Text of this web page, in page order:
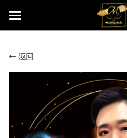
首頁
關於我們
創辦人的話
ABOUTMAGIC團隊
聯絡我們
線上魔術店
James Ng Master Courses
一對一魔術訓練課程
返回
商品分類
所有商品分類